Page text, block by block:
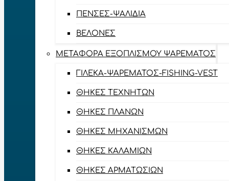
ΠΈΝΣΕΣ-ΨΑΛΊΔΙΑ
ΒΕΛΌΝΕΣ
ΜΕΤΑΦΟΡΆ ΕΞΟΠΛΙΣΜΟΎ ΨΑΡΈΜΑΤΟΣ
ΓΙΛΈΚΑ-ΨΑΡΈΜΑΤΟΣ-FISHING-VEST
ΘΉΚΕΣ ΤΕΧΝΗΤΏΝ
ΘΉΚΕΣ ΠΛΆΝΩΝ
ΘΉΚΕΣ ΜΗΧΑΝΙΣΜΏΝ
ΘΉΚΕΣ ΚΑΛΑΜΙΏΝ
ΘΉΚΕΣ ΑΡΜΑΤΩΣΙΏΝ